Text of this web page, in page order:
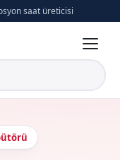
saat üreticisi